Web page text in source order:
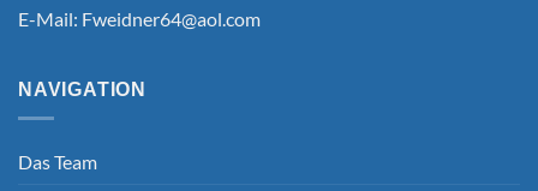
E-Mail: Fweidner64@aol.com
NAVIGATION
Das Team